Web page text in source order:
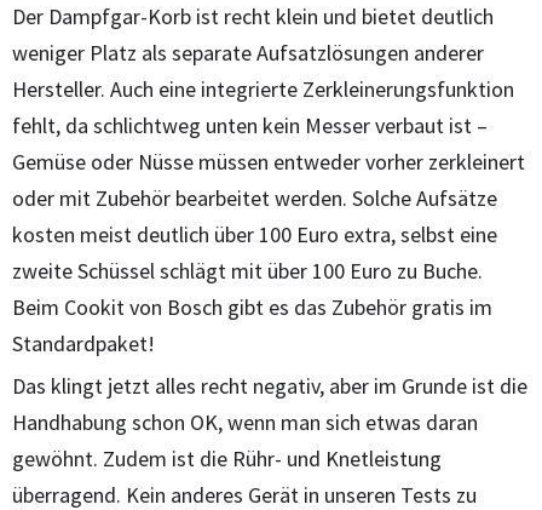
Der Dampfgar-Korb ist recht klein und bietet deutlich
weniger Platz als separate Aufsatzlösungen anderer
Hersteller. Auch eine integrierte Zerkleinerungsfunktion
fehlt, da schlichtweg unten kein Messer verbaut ist –
Gemüse oder Nüsse müssen entweder vorher zerkleinert
oder mit Zubehör bearbeitet werden. Solche Aufsätze
kosten meist deutlich über 100 Euro extra, selbst eine
zweite Schüssel schlägt mit über 100 Euro zu Buche.
Beim Cookit von Bosch gibt es das Zubehör gratis im
Standardpaket!
Das klingt jetzt alles recht negativ, aber im Grunde ist die
Handhabung schon OK, wenn man sich etwas daran
gewöhnt. Zudem ist die Rühr- und Knetleistung
überragend. Kein anderes Gerät in unseren Tests zu